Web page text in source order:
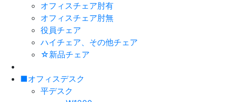
オフィスチェア肘有
オフィスチェア肘無
役員チェア
ハイチェア、その他チェア
☆新品チェア
■オフィスデスク
平デスク